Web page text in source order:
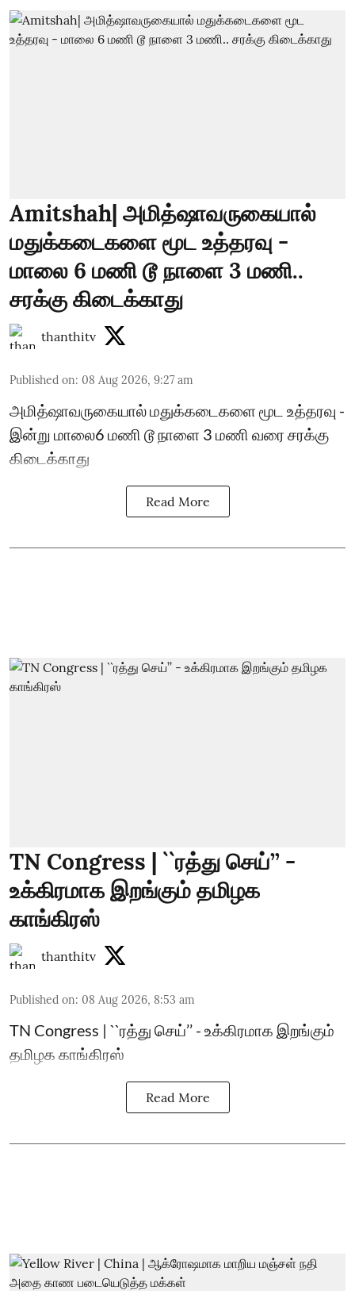
Amitshah| அமித்ஷாவருகையால்
மதுக்கடைகளை மூட உத்தரவு -
மாலை 6 மணி டூ நாளை 3 மணி..
சரக்கு கிடைக்காது
thanthitv
Published on: 08 Aug 2026, 9:27 am
அமித்ஷாவருகையால் மதுக்கடைகளை மூட உத்தரவு -
இன்று மாலை6 மணி டூ நாளை 3 மணி வரை சரக்கு
கிடைக்காது
Read More
TN Congress | ``ரத்து செய்’’ -
உக்கிரமாக இறங்கும் தமிழக
காங்கிரஸ்
thanthitv
Published on: 08 Aug 2026, 8:53 am
TN Congress | ``ரத்து செய்’’ - உக்கிரமாக இறங்கும்
தமிழக காங்கிரஸ்
Read More